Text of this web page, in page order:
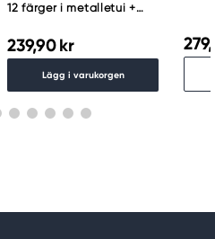
12 färger i metalletui +
239,90 kr
Lägg i varukorgen